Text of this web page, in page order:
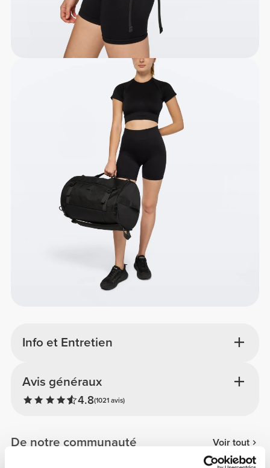
Info et Entretien
Avis généraux
4.8(1021 avis)
De notre communauté Voir tout